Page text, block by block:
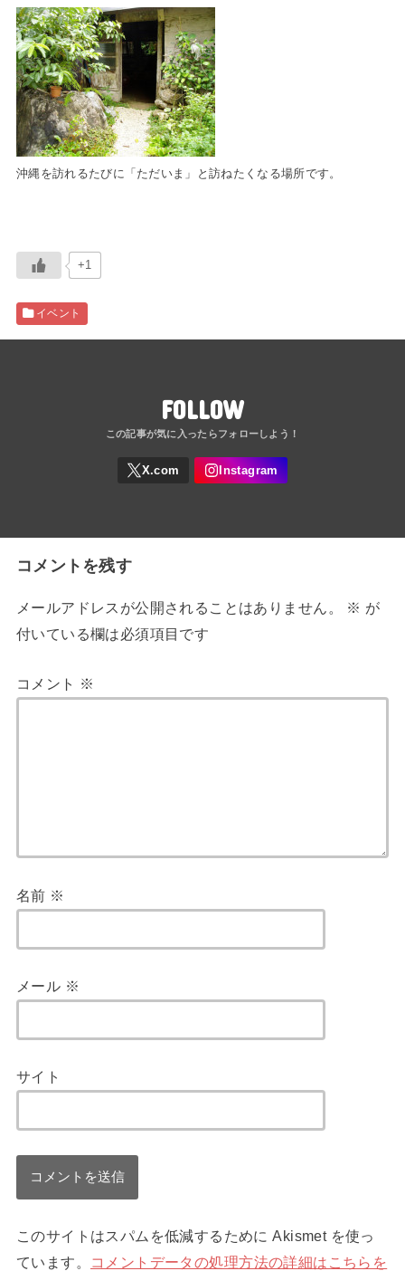
沖縄を訪れるたびに「ただいま」と訪ねたくなる場所です。
+1
イベント
FOLLOW
コメントを残す
メールアドレスが公開されることはありません。 ※ が
付いている欄は必須項目です
コメント ※
名前 ※
メール ※
サイト
このサイトはスパムを低減するために Akismet を使っ
ています。
コメントデータの処理方法の詳細はこちらを